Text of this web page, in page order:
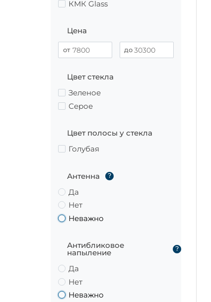
КМК Glass
Цена
Цвет стекла
Зеленое
Серое
Цвет полосы у стекла
Голубая
Антенна ?
Да
Нет
Неважно
Антибликовое
напыление ?
Да
Нет
Неважно